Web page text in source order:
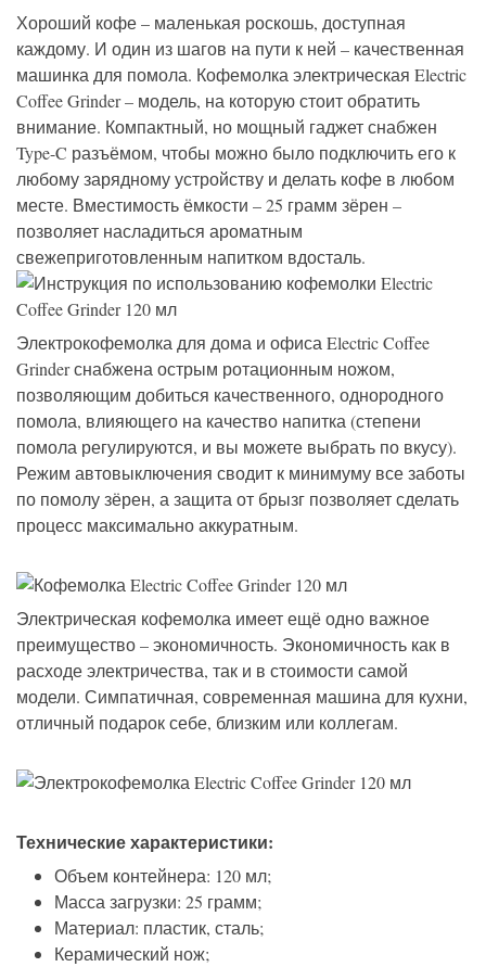
Хороший кофе – маленькая роскошь, доступная
каждому. И один из шагов на пути к ней – качественная
машинка для помола. Кофемолка электрическая Electric
Coffee Grinder – модель, на которую стоит обратить
внимание. Компактный, но мощный гаджет снабжен
Type-C разъёмом, чтобы можно было подключить его к
любому зарядному устройству и делать кофе в любом
месте. Вместимость ёмкости – 25 грамм зёрен –
позволяет насладиться ароматным
свежеприготовленным напитком вдосталь.
Электрокофемолка для дома и офиса Electric Coffee
Grinder снабжена острым ротационным ножом,
позволяющим добиться качественного, однородного
помола, влияющего на качество напитка (степени
помола регулируются, и вы можете выбрать по вкусу).
Режим автовыключения сводит к минимуму все заботы
по помолу зёрен, а защита от брызг позволяет сделать
процесс максимально аккуратным.
Электрическая кофемолка имеет ещё одно важное
преимущество – экономичность. Экономичность как в
расходе электричества, так и в стоимости самой
модели. Симпатичная, современная машина для кухни,
отличный подарок себе, близким или коллегам.
Технические характеристики:
Объем контейнера: 120 мл;
Масса загрузки: 25 грамм;
Материал: пластик, сталь;
Керамический нож;